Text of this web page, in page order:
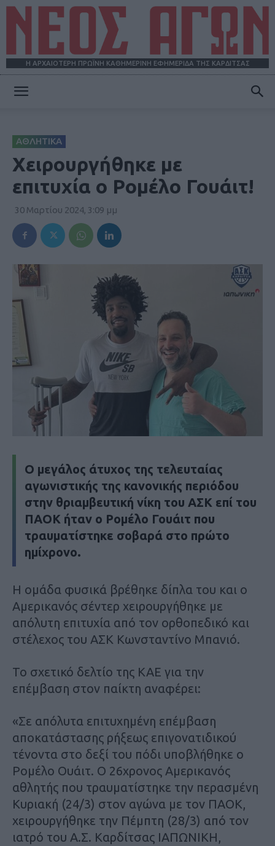
Η ΑΡΧΑΙΟΤΕΡΗ ΠΡΩΪΝΗ ΚΑΘΗΜΕΡΙΝΗ ΕΦΗΜΕΡΙΔΑ ΤΗΣ ΚΑΡΔΙΤΣΑΣ
ΑΘΛΗΤΙΚΑ
Χειρουργήθηκε με
επιτυχία ο Ρομέλο Γουάιτ!
30 Μαρτίου 2024, 3:09 μμ
Ο μεγάλος άτυχος της τελευταίας
αγωνιστικής της κανονικής περιόδου
στην θριαμβευτική νίκη του ΑΣΚ επί του
ΠΑΟΚ ήταν ο Ρομέλο Γουάιτ που
τραυματίστηκε σοβαρά στο πρώτο
ημίχρονο.
Η ομάδα φυσικά βρέθηκε δίπλα του και ο
Αμερικανός σέντερ χειρουργήθηκε με
απόλυτη επιτυχία από τον ορθοπεδικό και
στέλεχος του ΑΣΚ Κωνσταντίνο Μπανιό.
Το σχετικό δελτίο της ΚΑΕ για την
επέμβαση στον παίκτη αναφέρει:
«Σε απόλυτα επιτυχημένη επέμβαση
αποκατάστασης ρήξεως επιγονατιδικού
τένοντα στο δεξί του πόδι υποβλήθηκε ο
Ρομέλο Ουάιτ. Ο 26χρονος Αμερικανός
αθλητής που τραυματίστηκε την περασμένη
Κυριακή (24/3) στον αγώνα με τον ΠΑΟΚ,
χειρουργήθηκε την Πέμπτη (28/3) από τον
ιατρό του Α.Σ. Καρδίτσας ΙΑΠΩΝΙΚΗ,